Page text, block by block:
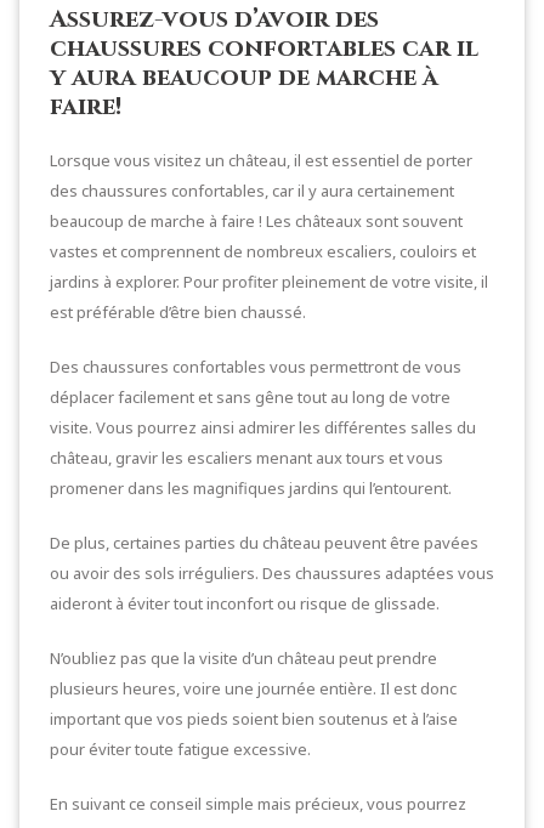
Assurez-vous d’avoir des
chaussures confortables car il
y aura beaucoup de marche à
faire!
Lorsque vous visitez un château, il est essentiel de porter
des chaussures confortables, car il y aura certainement
beaucoup de marche à faire ! Les châteaux sont souvent
vastes et comprennent de nombreux escaliers, couloirs et
jardins à explorer. Pour profiter pleinement de votre visite, il
est préférable d’être bien chaussé.
Des chaussures confortables vous permettront de vous
déplacer facilement et sans gêne tout au long de votre
visite. Vous pourrez ainsi admirer les différentes salles du
château, gravir les escaliers menant aux tours et vous
promener dans les magnifiques jardins qui l’entourent.
De plus, certaines parties du château peuvent être pavées
ou avoir des sols irréguliers. Des chaussures adaptées vous
aideront à éviter tout inconfort ou risque de glissade.
N’oubliez pas que la visite d’un château peut prendre
plusieurs heures, voire une journée entière. Il est donc
important que vos pieds soient bien soutenus et à l’aise
pour éviter toute fatigue excessive.
En suivant ce conseil simple mais précieux, vous pourrez